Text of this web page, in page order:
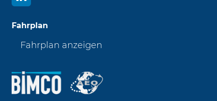
Fahrplan
Fahrplan anzeigen